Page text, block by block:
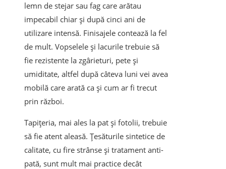
lemn de stejar sau fag care arătau
impecabil chiar și după cinci ani de
utilizare intensă. Finisajele contează la fel
de mult. Vopselele și lacurile trebuie să
fie rezistente la zgârieturi, pete și
umiditate, altfel după câteva luni vei avea
mobilă care arată ca și cum ar fi trecut
prin război.
Tapițeria, mai ales la pat și fotolii, trebuie
să fie atent aleasă. Țesăturile sintetice de
calitate, cu fire strânse și tratament anti-
pată, sunt mult mai practice decât